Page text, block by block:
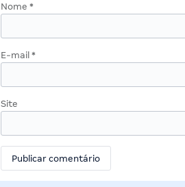
Nome *
E-mail *
Site